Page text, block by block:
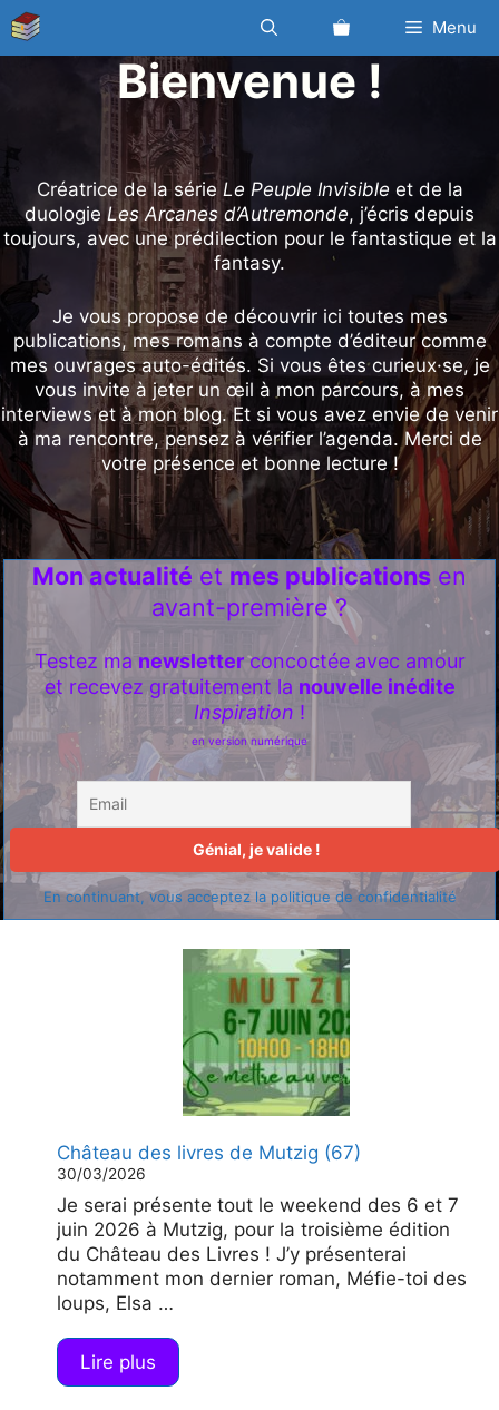
Aller
au
contenu
Menu
Bienvenue !
Créatrice de la série Le Peuple Invisible et de la
duologie Les Arcanes d’Autremonde, j’écris depuis
toujours, avec une prédilection pour le fantastique et la
fantasy.
Je vous propose de découvrir ici toutes mes
publications, mes romans à compte d’éditeur comme
mes ouvrages auto-édités. Si vous êtes curieux·se, je
vous invite à jeter un œil à mon parcours, à mes
interviews et à mon blog. Et si vous avez envie de venir
à ma rencontre, pensez à vérifier l’agenda. Merci de
votre présence et bonne lecture !
Mon actualité et mes publications en
avant-première ?
Testez ma newsletterconcoctée avec amour
et recevez gratuitement la nouvelle inédite
Inspiration !
en version numérique
En continuant, vous acceptez la politique de confidentialité
Château des livres de Mutzig (67)
30/03/2026
Je serai présente tout le weekend des 6 et 7
juin 2026 à Mutzig, pour la troisième édition
du Château des Livres ! J’y présenterai
notamment mon dernier roman, Méfie-toi des
loups, Elsa …
Lire plus